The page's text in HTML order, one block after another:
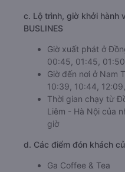
c. Lộ trình, giờ khởi hành
BUSLINES
Giờ xuất phát ở
00:45, 01:45,
Giờ đến nơi ở Nam
10:39, 10:44,
Thời gian chạy từ
Liêm - Hà Nội của
giờ
d. Các điểm đón khách
Ga Coffee & Tea